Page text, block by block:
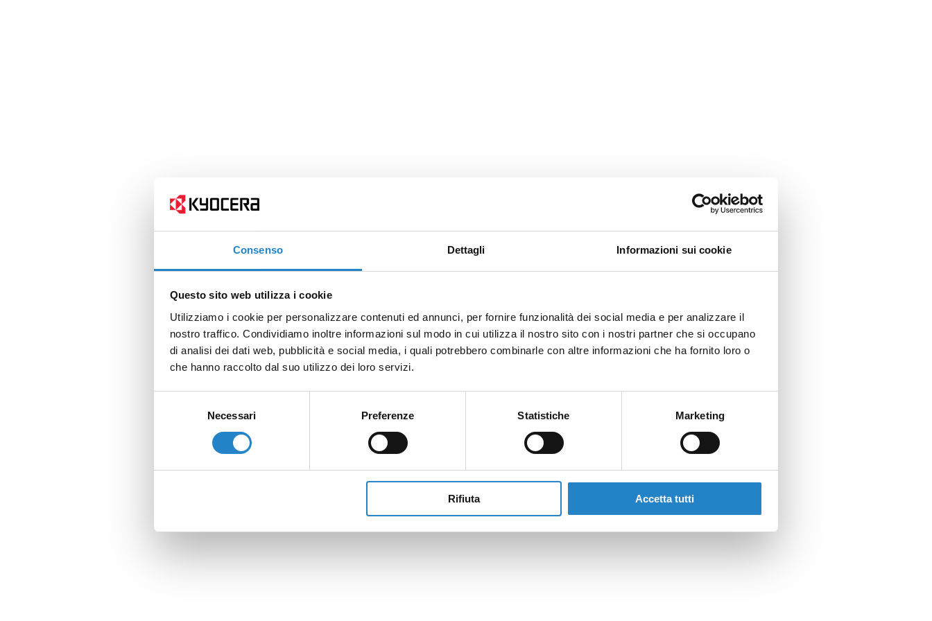
Consenso Dettagli Informazioni sui cookie
Questo sito web utilizza i cookie
Utilizziamo i cookie per personalizzare contenuti ed annunci, per fornire funzionalità dei social media e per analizzare il
nostro traffico. Condividiamo inoltre informazioni sul modo in cui utilizza il nostro sito con i nostri partner che si occupano
di analisi dei dati web, pubblicità e social media, i quali potrebbero combinarle con altre informazioni che ha fornito loro o
che hanno raccolto dal suo utilizzo dei loro servizi.
Necessari Preferenze Statistiche Marketing
Rifiuta Accetta tutti